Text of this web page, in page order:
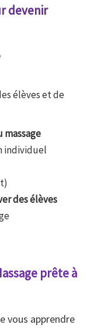
devenir
élèves et de
massage
individuel
des élèves
prête à
vous apprendre